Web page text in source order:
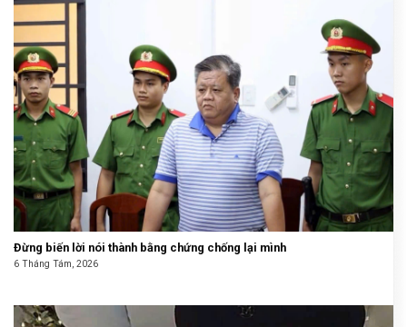
Đừng biến lời nói thành bằng chứng chống lại mình
6 Tháng Tám, 2026